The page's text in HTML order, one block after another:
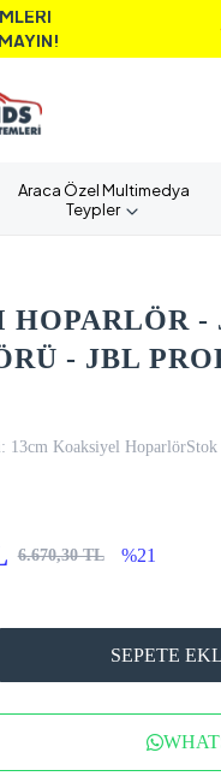
Araca Özel Multimedya
Teypler
HOPARLÖR
- JBL
13cm Koaksiyel HoparlörStok
6.670,30 TL %21
SEPETE